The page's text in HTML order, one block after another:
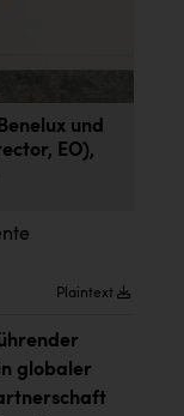
und
EO),
Plaintext
globaler